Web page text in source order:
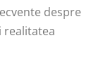
despre
realitatea